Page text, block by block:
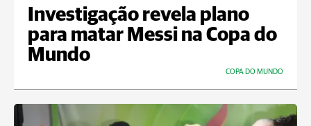
Investigação revela plano
para matar Messi na Copa do
Mundo
COPA DO MUNDO